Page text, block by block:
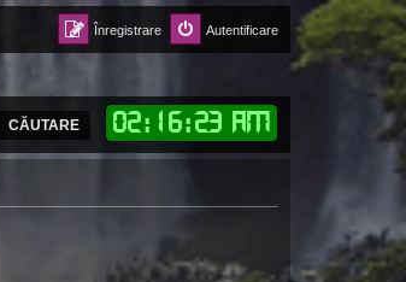
Autentificare
Înregistrare
02: 16:24 AM
CĂUTARE